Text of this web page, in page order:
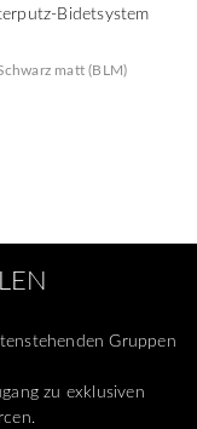
Bidetsystem
matt (BLM)
Gruppen
zu exklusiven